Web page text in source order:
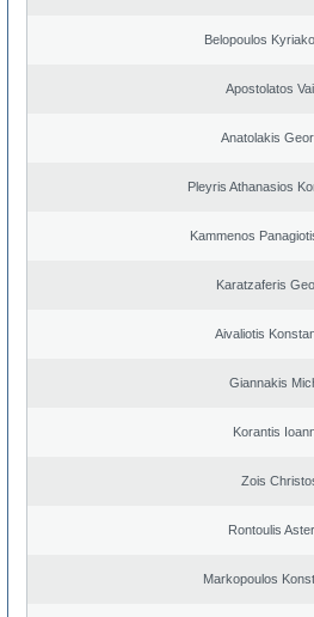
Belopoulos
Apostolatos
Anatolakis
Pleyris Athanasios
Kammenos
Karatzaferis
Aivaliotis
Giannakis
Korantis
Zois
Rontoulis
Markopoulos